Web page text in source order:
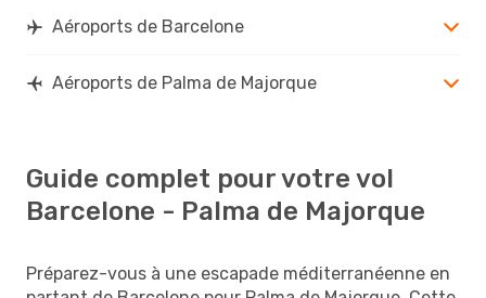
Aéroports de Barcelone
Aéroports de Palma de Majorque
Guide complet pour votre vol
Barcelone - Palma de Majorque
Préparez-vous à une escapade méditerranéenne en